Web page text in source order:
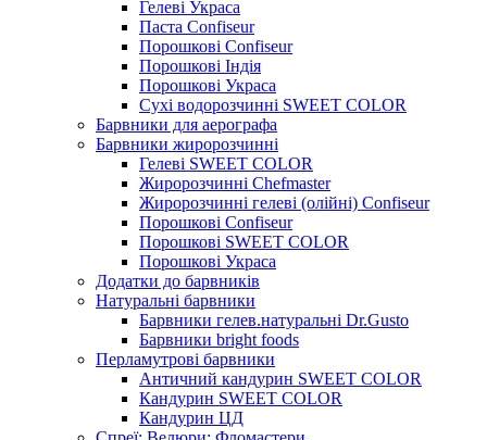
Гелеві Украса
Паста Confiseur
Порошкові Confiseur
Порошкові Індія
Порошкові Украса
Сухі водорозчинні SWEET COLOR
Барвники для аерографа
Барвники жиророзчинні
Гелеві SWEET COLOR
Жиророзчинні Chefmaster
Жиророзчинні гелеві (олійні) Confiseur
Порошкові Confiseur
Порошкові SWEET COLOR
Порошкові Украса
Додатки до барвників
Натуральні барвники
Барвники гелев.натуральні Dr.Gusto
Барвники bright foods
Перламутрові барвники
Античний кандурин SWEET COLOR
Кандурин SWEET COLOR
Кандурин ЦД